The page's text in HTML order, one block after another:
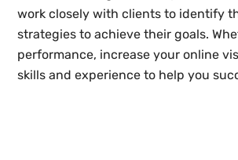
work closely with clients to identify
strategies to achieve their goals.
performance, increase your online
skills and experience to help you